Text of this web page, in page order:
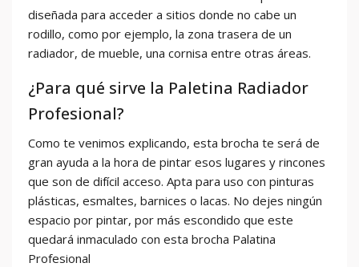
diseñada para acceder a sitios donde no cabe un
rodillo, como por ejemplo, la zona trasera de un
radiador, de mueble, una cornisa entre otras áreas.
¿Para qué sirve la Paletina Radiador
Profesional?
Como te venimos explicando, esta brocha te será de
gran ayuda a la hora de pintar esos lugares y rincones
que son de difícil acceso. Apta para uso con pinturas
plásticas, esmaltes, barnices o lacas. No dejes ningún
espacio por pintar, por más escondido que este
quedará inmaculado con esta brocha Palatina
Profesional